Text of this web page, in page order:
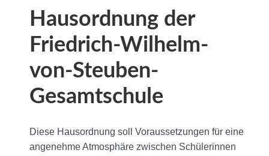
Hausordnung der
Friedrich-Wilhelm-
von-Steuben-
Gesamtschule
Diese Hausordnung soll Voraussetzungen für eine
angenehme Atmosphäre zwischen Schülerinnen